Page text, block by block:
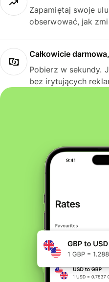
Zapamiętaj swoje
obserwować, jak
Całkowicie
Pobierz w sekundy.
bez irytujących